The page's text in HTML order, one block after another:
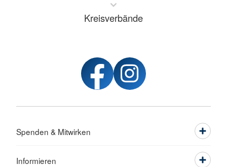
Kreisverbände
Spenden & Mitwirken
Informieren